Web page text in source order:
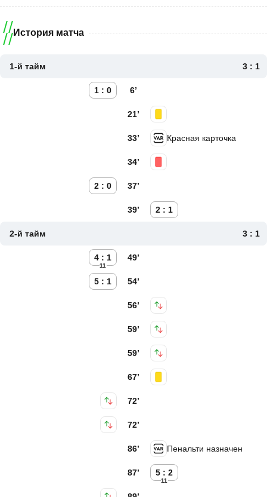
История матча
1-й тайм 3 : 1
1 : 0 6’
21’
Красная карточка
33’
34’
2 : 0 37’
2 : 1
39’
2-й тайм 3 : 1
4 : 1
11
49’
5 : 1 54’
56’
59’
59’
67’
72’
72’
Пенальти назначен
86’
5 : 2
11
87’